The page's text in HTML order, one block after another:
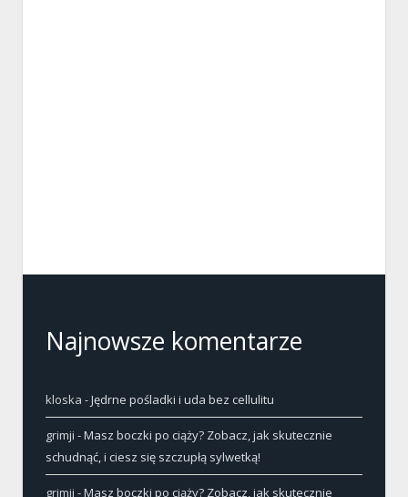
Najnowsze komentarze
kloska -Jędrne pośladki i uda bez cellulitu
grimji -Masz boczki po ciąży? Zobacz, jak skutecznie
schudnąć, i ciesz się szczupłą sylwetką!
grimji -Masz boczki po ciąży? Zobacz, jak skutecznie